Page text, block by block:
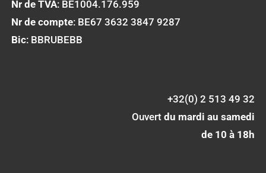
Nr de TVA: BE1004.176.959
Nr de compte: BE67 3632 3847 9287
Bic: BBRUBEBB
+32(0) 2 513 49 32
Ouvert du mardi au samedi
de 10 à 18h